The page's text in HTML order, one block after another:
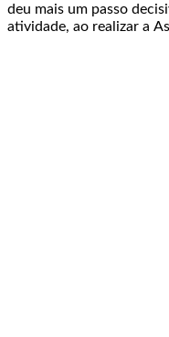
deu mais um passo
atividade, ao realizar a